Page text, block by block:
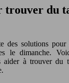
trouver du
des solutions
le dimanche.
aider à trouver du